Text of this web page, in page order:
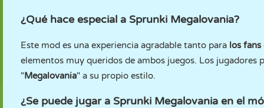
¿Qué hace especial a Sprunki Megalovania?
Este mod es una experiencia agradable tanto para los fans
elementos muy queridos de ambos juegos. Los
"Megalovania" a su propio estilo.
¿Se puede jugar a Sprunki Megalovania en el